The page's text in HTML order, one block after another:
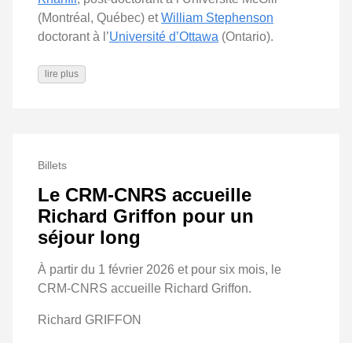
(Montréal, Québec) etWilliam Stephenson
doctorant à l’Université d’Ottawa (Ontario).
lire plus
Billets
Le CRM-CNRS accueille
Richard Griffon pour un
séjour long
À partir du 1 février 2026 et pour six mois, le
CRM-CNRS accueille Richard Griffon.
Richard GRIFFON